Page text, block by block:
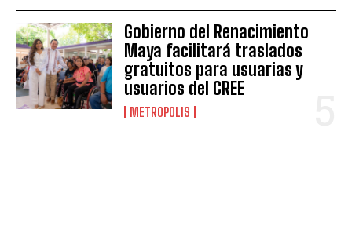
Gobierno del Renacimiento
Maya facilitará traslados
gratuitos para usuarias y
usuarios del CREE
METROPOLIS